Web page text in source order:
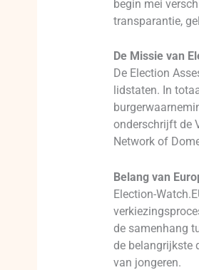
begin mei
transparantie,
De Missie van
De Election
lidstaten. In
onderschrijft de
Network of
Belang van
Election-
de samenhang
de belangrijkste
van jongeren.